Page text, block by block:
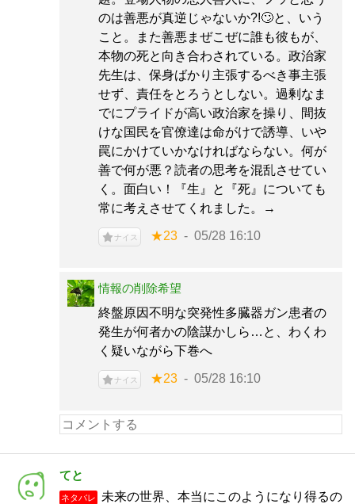
のは善悪が真逆じゃないか?!🙄と、いう
こと。また善悪まぜこぜに誰も彼もが、
本物の死と向き合わされている。政治家
先生は、保身ばかり主張するべき事主張
せず、責任をとろうとしない。過剰なま
でにプライドが高い政治家を操り、間抜
けな国民を官僚達は命がけで誘導、いや
罠にかけていかなければならない。何が
善で何が悪？読者の思考を混乱させてい
く。面白い！『生』と『死』についても
常に考えさせてくれました。→
ナイス ★23 05/28 16:10
情報の削除希望
終盤原因不明な突発性多臓器ガン患者の
発生が何者かの陰謀かしら…と、わくわ
く疑いながら下巻へ
ナイス ★23 05/28 16:10
てと
ネタバレ
未来の世界、本当にこのようになり得るの